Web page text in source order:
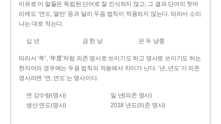
이유로 이 말들은 독립된 단어로 잘 인식되지 않고, 그 결과 단어의 첫머
리에도 ‘연도, 열반’ 등과 달리 두음 법칙이 적용되지 않는다. 따라서 소리
나는 대로 적는다.
십 년 금 한 냥 은 두 냥쭝
따라서 ‘年’, ‘年度’처럼 의존 명사로 쓰이기도 하고 명사로 쓰이기도 하는
한자어의 경우에는 두음 법칙의 적용에서 차이가 난다. ‘년, 년도’가 의존
명사라면 ‘연, 연도’는 명사이다.
연 강수량(명사)
일 년(의존 명사)
생산 연도(명사)
2018 년도(의존 명사)